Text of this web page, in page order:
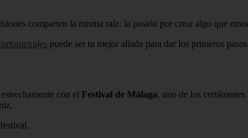
comparten la misma raíz: la pasión por crear algo que
puede ser tu mejor aliada para dar los primeros
con el Festival de Málaga, uno de los